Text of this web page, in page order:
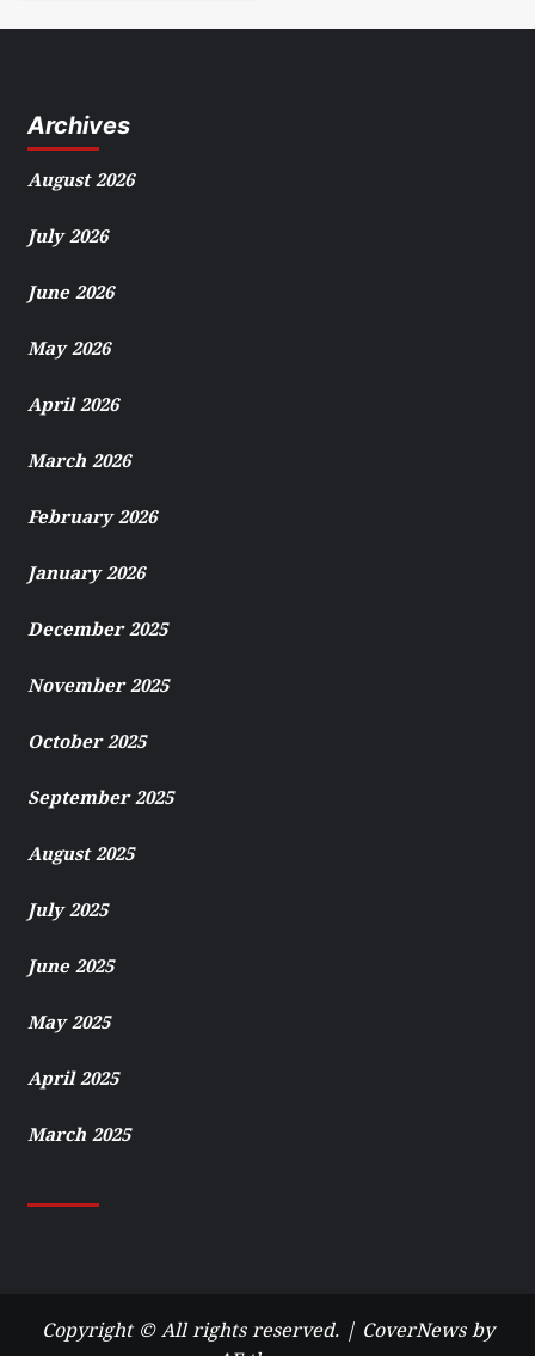
Archives
August 2026
July 2026
June 2026
May 2026
April 2026
March 2026
February 2026
January 2026
December 2025
November 2025
October 2025
September 2025
August 2025
July 2025
June 2025
May 2025
April 2025
March 2025
Copyright © All rights reserved. | CoverNewsby